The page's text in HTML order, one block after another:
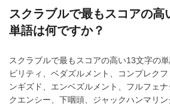
スクラブルで最もスコアの高
単語は何ですか？
スクラブルで最もスコアの高い13文字の
ビリティ、ベダズルメント、コンプレク
ンギズド、エンベズルメント、フルフェ
クエンシー、下咽頭、ジャックハンマリ